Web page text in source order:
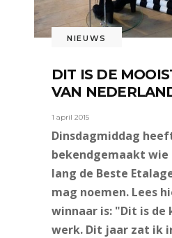
NIEUWS
DIT IS DE
VAN
1 april 2015
Dinsdagmiddag
bekendgemaakt wie
lang de Beste
mag noemen. Lees
winnaar is: "Dit is de
werk. Dit jaar zat ik